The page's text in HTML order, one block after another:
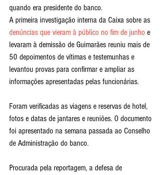
quando era presidente do banco.
A primeira investigação interna da Caixa sobre as
denúncias que vieram à público no fim de junho e
levaram à demissão de Guimarães reuniu mais de
50 depoimentos de vítimas e testemunhas e
levantou provas para confirmar e ampliar as
informações apresentadas pelas funcionárias.
Foram verificadas as viagens e reservas de hotel,
fotos e datas de jantares e reuniões. O documento
foi apresentado na semana passada ao Conselho
de Administração do banco.
Procurada pela reportagem, a defesa de